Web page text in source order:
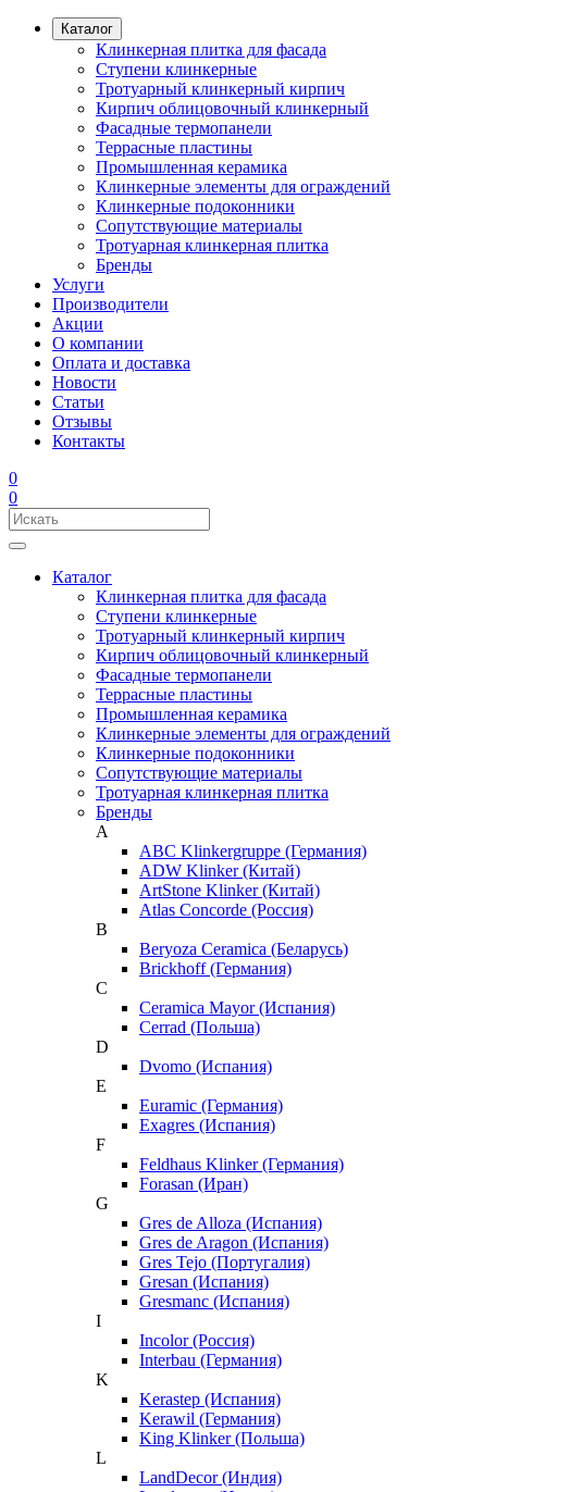
Каталог
Клинкерная плитка для фасада
Ступени клинкерные
Тротуарный клинкерный кирпич
Кирпич облицовочный клинкерный
Фасадные термопанели
Террасные пластины
Промышленная керамика
Клинкерные элементы для ограждений
Клинкерные подоконники
Сопутствующие материалы
Тротуарная клинкерная плитка
Бренды
Услуги
Производители
Акции
О компании
Оплата и доставка
Новости
Статьи
Отзывы
Контакты
0
0
Каталог
Клинкерная плитка для фасада
Ступени клинкерные
Тротуарный клинкерный кирпич
Кирпич облицовочный клинкерный
Фасадные термопанели
Террасные пластины
Промышленная керамика
Клинкерные элементы для ограждений
Клинкерные подоконники
Сопутствующие материалы
Тротуарная клинкерная плитка
Бренды
A
ABC Klinkergruppe (Германия)
ADW Klinker (Китай)
ArtStone Klinker (Китай)
Atlas Concorde (Россия)
B
Beryoza Ceramica (Беларусь)
Brickhoff (Германия)
C
Ceramica Mayor (Испания)
Cerrad (Польша)
D
Dvomo (Испания)
E
Euramic (Германия)
Exagres (Испания)
F
Feldhaus Klinker (Германия)
Forasan (Иран)
G
Gres de Alloza (Испания)
Gres de Aragon (Испания)
Gres Tejo (Португалия)
Gresan (Испания)
Gresmanc (Испания)
I
Incolor (Россия)
Interbau (Германия)
K
Kerastep (Испания)
Kerawil (Германия)
King Klinker (Польша)
L
LandDecor (Индия)